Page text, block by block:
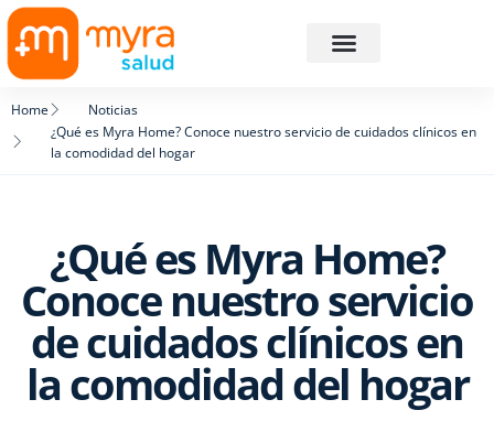
Home
Noticias
¿Qué es Myra Home? Conoce nuestro servicio de cuidados clínicos en
la comodidad del hogar
¿Qué es Myra Home?
Conoce nuestro servicio
de cuidados clínicos en
la comodidad del hogar